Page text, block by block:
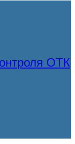
ОТК